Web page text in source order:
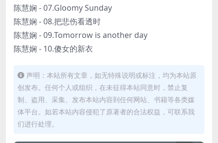
陈慧娴 - 07.Gloomy Sunday
陈慧娴 - 08.把悲伤看透时
陈慧娴 - 09.Tomorrow is another day
陈慧娴 - 10.傻女的新衣
声明：本站所有文章，如无特殊说明或标注，均为本站原
创发布。任何个人或组织，在未征得本站同意时，禁止复
制、盗用、采集、发布本站内容到任何网站、书籍等各类媒
体平台。如若本站内容侵犯了原著者的合法权益，可联系我
们进行处理。